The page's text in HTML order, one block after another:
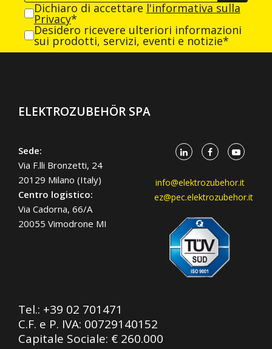
Dichiaro di accettare l'informativa sulla
Privacy*
Desidero ricevere ulteriori informazioni
sui prodotti, servizi, eventi e notizie*
ELEKTROZUBEHÖR SPA
Sede:
Via F.lli Bronzetti, 24
20129 Milano (Italy)
Centro logistico:
Via Cadorna, 66/A
20055 Vimodrone MI
info@elektrozubehor.it
ez@pec.elektrozubehor.it
Tel.: +39 02 701471
C.F. e P. IVA: 00729140152
Capitale Sociale: € 260.000